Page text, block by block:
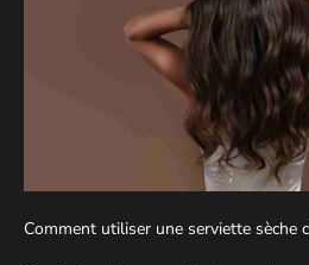
Comment utiliser une serviette sèche